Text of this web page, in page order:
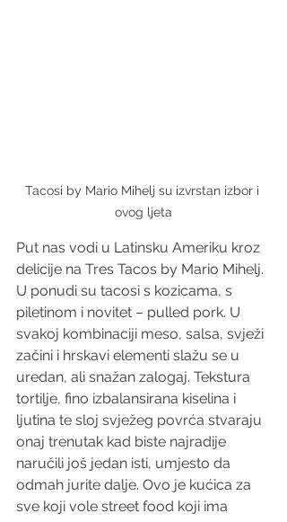
Tacosi by Mario Mihelj su izvrstan izbor i
ovog ljeta
Put nas vodi u Latinsku Ameriku kroz
delicije na Tres Tacos by Mario Mihelj.
U ponudi su tacosi s kozicama, s
piletinom i novitet – pulled pork. U
svakoj kombinaciji meso, salsa, svježi
začini i hrskavi elementi slažu se u
uredan, ali snažan zalogaj. Tekstura
tortilje, fino izbalansirana kiselina i
ljutina te sloj svježeg povrća stvaraju
onaj trenutak kad biste najradije
naručili još jedan isti, umjesto da
odmah jurite dalje. Ovo je kućica za
sve koji vole street food koji ima